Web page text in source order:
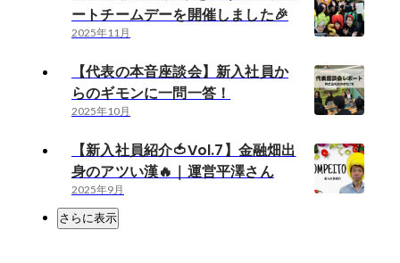
ートチームデーを開催しました🎉
2025年11月
【代表の本音座談会】新入社員か
らのギモンに一問一答！
2025年10月
【新入社員紹介🍅Vol.7】金融畑出
身のアツい漢🔥｜運営平澤さん
2025年9月
さらに表示